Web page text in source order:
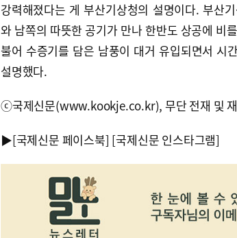
강력해졌다는 게 부산기상청의 설명이다. 부산
와 남쪽의 따뜻한 공기가 만나 한반도 상공에 비
불어 수증기를 담은 남풍이 대거 유입되면서 시
설명했다.
ⓒ국제신문(www.kookje.co.kr), 무단 전재 및
▶[국제신문 페이스북] [국제신문 인스타그램]